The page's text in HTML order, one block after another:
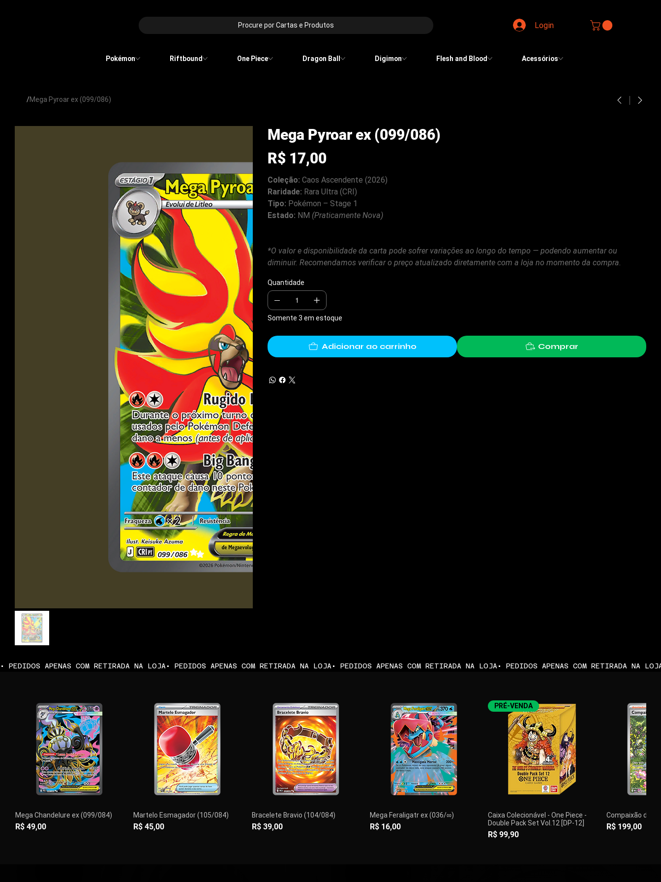
arenacwg.com
Pokémon Riftbound One Piece Dragon Ball Digimon Flesh and Blood Acessórios
Procure por Cartas e Produtos Login
/Mega Pyroar ex (099/086)
Mega Pyroar ex (099/086)
Preço
R$ 17,00
Coleção: Caos Ascendente (2026)
Raridade: Rara Ultra (CRI)
Tipo: Pokémon – Stage 1
Estado: NM (Praticamente Nova)
*O valor e disponibilidade da carta pode sofrer variações ao longo do tempo — podendo aumentar ou
diminuir. Recomendamos verificar o preço atualizado diretamente com a loja no momento da compra.
Quantidade
Somente 3 em estoque
Adicionar ao carrinho Comprar
• PEDIDOS APENAS COM RETIRADA NA LOJA
Mega Chandelure ex (099/084)
Preço
R$ 49,00
Martelo Esmagador (105/084)
Preço
R$ 45,00
Bracelete Bravio (104/084)
Preço
R$ 39,00
Mega Feraligatr ex (036/∞)
Preço
R$ 16,00
PRÉ-VENDA
Caixa Colecionável - One Piece -
Double Pack Set Vol.12 [DP-12]
Preço
R$ 99,90
Compaixão do
Preço
R$ 199,00